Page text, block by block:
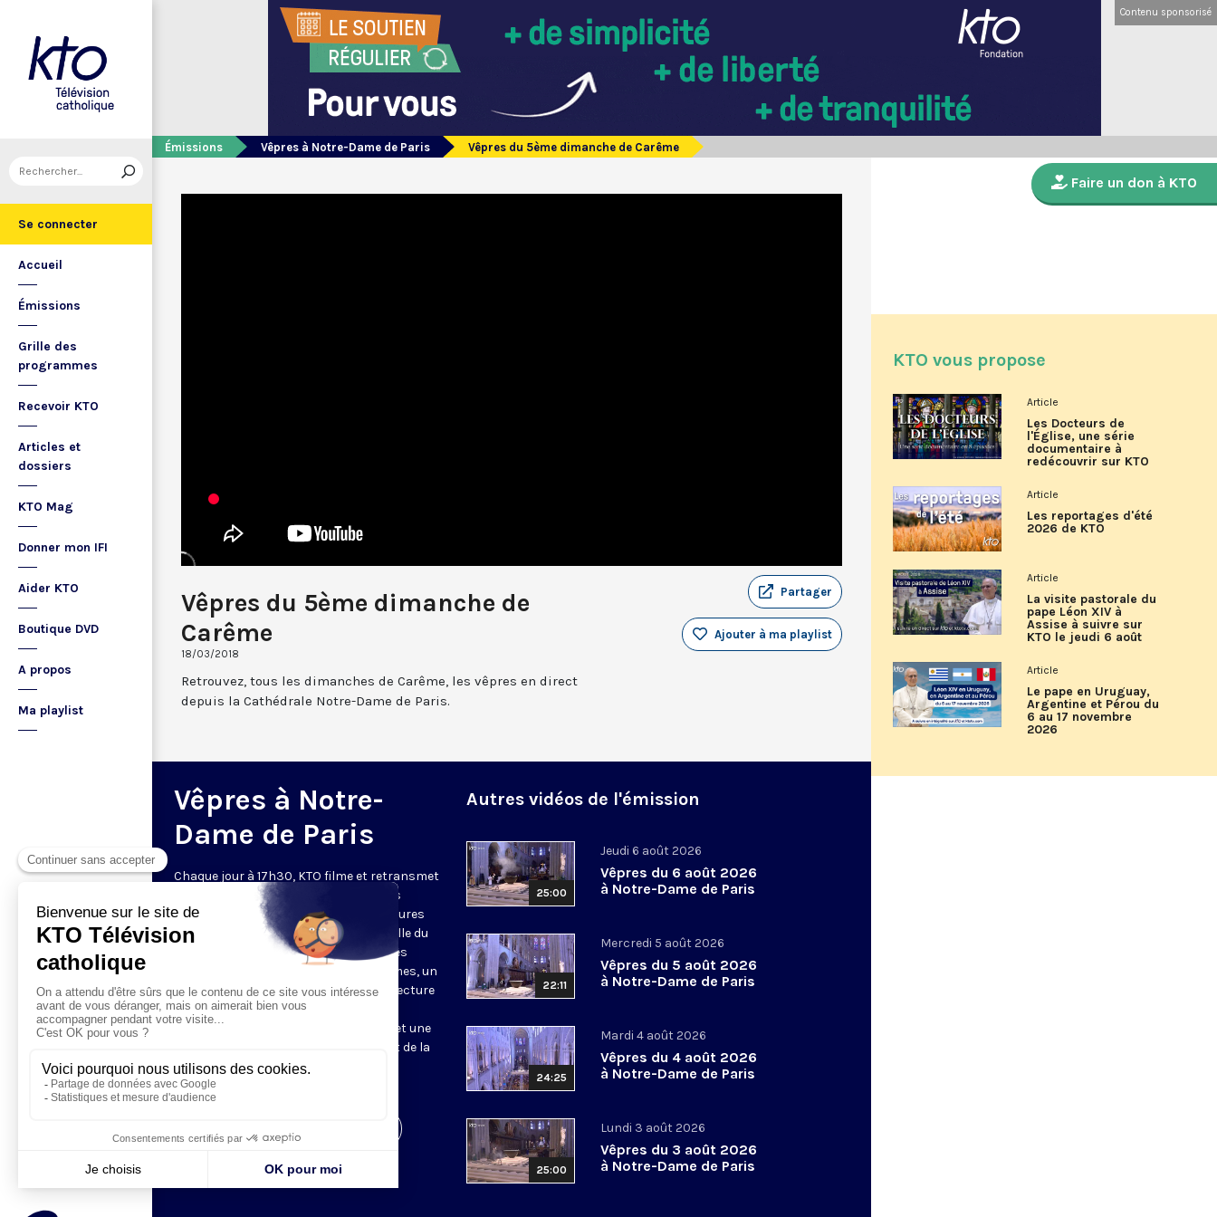
Se connecter
Accueil
Émissions
Grille des
programmes
Recevoir KTO
Articles et
dossiers
KTO Mag
Donner mon IFI
Aider KTO
Boutique DVD
A propos
Ma playlist
Contenu sponsorisé
Émissions Vêpres à Notre-Dame de Paris Vêpres du 5ème dimanche de Carême
Vêpres du 5ème dimanche de
Carême
18/03/2018
Partager
Ajouter à ma playlist
Retrouvez, tous les dimanches de Carême, les vêpres en direct
depuis la Cathédrale Notre-Dame de Paris.
Vêpres à Notre-
Dame de Paris
Chaque jour à 17h30, KTO filme et retransmet
les Vêpres depuis Notre-Dame de Paris
rouverte. Les Vêpres font partie des Heures
de l’Office divin, c’est la prière solennelle du
soir. L’office de Vêpres comprend, après
l’introduction, une hymne, deux Psaumes, un
Cantique du Nouveau Testament, une lecture
brève, le chant d’actions de grâces du
Magnificat, les prières d’intercession et une
brève oraison. Les textes des Vêpres et de la
messe sont presque toujours ceux
qu’indiquent le site
Autres vidéos de l'émission
25:00
Jeudi 6 août 2026
Vêpres du 6 août 2026
à Notre-Dame de Paris
22:11
Mercredi 5 août 2026
Vêpres du 5 août 2026
à Notre-Dame de Paris
24:25
Mardi 4 août 2026
Vêpres du 4 août 2026
à Notre-Dame de Paris
25:00
Lundi 3 août 2026
Vêpres du 3 août 2026
à Notre-Dame de Paris
Faire un don à KTO
KTO vous propose
Article
Les Docteurs de
l'Église, une série
documentaire à
redécouvrir sur KTO
Article
Les reportages d'été
2026 de KTO
Article
La visite pastorale du
pape Léon XIV à
Assise à suivre sur
KTO le jeudi 6 août
Article
Le pape en Uruguay,
Argentine et Pérou du
6 au 17 novembre
2026